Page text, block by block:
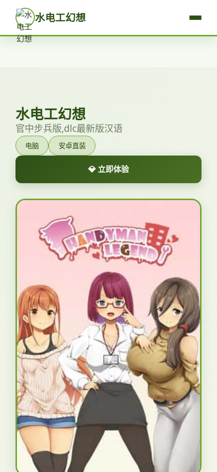
水电工幻想
水电工幻想
官中步兵版,dlc最新版汉语
电脑 安卓直装
💎 立即体验